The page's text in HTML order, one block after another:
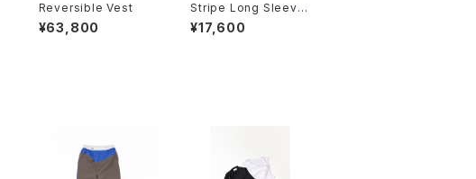
Reversible Vest
¥63,800
Stripe Long Sleeve
2025
¥17,600